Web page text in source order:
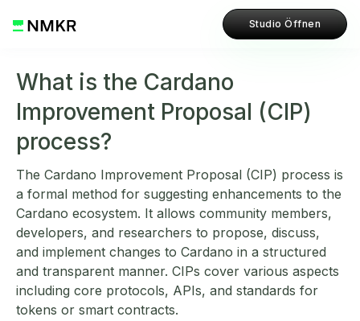
Studio Öffnen
What is the Cardano
Improvement Proposal (CIP)
process?
The Cardano Improvement Proposal (CIP) process is
a formal method for suggesting enhancements to the
Cardano ecosystem. It allows community members,
developers, and researchers to propose, discuss,
and implement changes to Cardano in a structured
and transparent manner. CIPs cover various aspects
including core protocols, APIs, and standards for
tokens or smart contracts.